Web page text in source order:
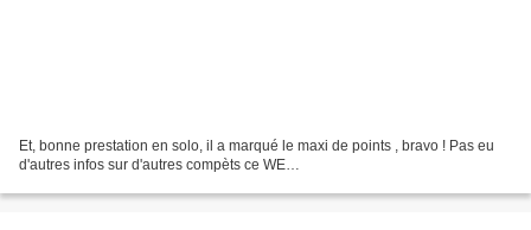
Et, bonne prestation en solo, il a marqué le maxi de points , bravo ! Pas eu
d'autres infos sur d'autres compèts ce WE…